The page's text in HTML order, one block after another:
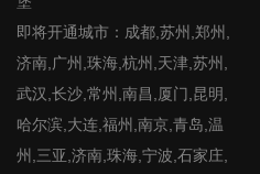
即将开通城市：成都,苏州,郑州,
济南,广州,珠海,杭州,天津,苏州,
武汉,长沙,常州,南昌,厦门,昆明,
哈尔滨,大连,福州,南京,青岛,温
州,三亚,济南,珠海,宁波,石家庄,